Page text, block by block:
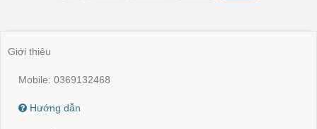
Giới thiệu
Mobile: 0369132468
Hướng dẫn